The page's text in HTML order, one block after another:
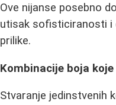
Ove nijanse posebno
utisak sofisticiranosti i
prilike.
Kombinacije boja
Stvaranje jedinstvenih